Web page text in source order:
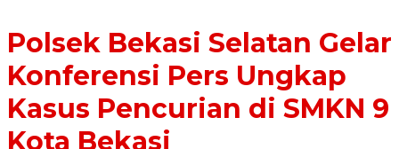
Polsek Bekasi Selatan Gelar
Konferensi Pers Ungkap
Kasus Pencurian di SMKN 9
Kota Bekasi